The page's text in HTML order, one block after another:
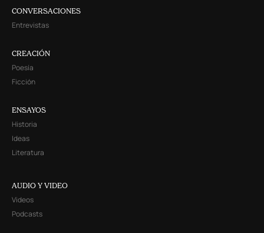
CONVERSACIONES
Entrevistas
CREACIÓN
Poesía
Ficción
ENSAYOS
Historia
Ideas
Literatura
AUDIO Y VIDEO
Videos
Podcasts